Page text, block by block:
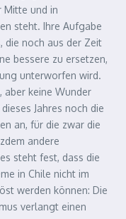
Mitte und in
steht. Ihre Aufgabe
die noch aus der Zeit
bessere zu ersetzen,
unterworfen wird.
aber keine Wunder
Jahres noch die
an, für die zwar die
andere
steht fest, dass die
in Chile nicht im
werden können: Die
verlangt einen